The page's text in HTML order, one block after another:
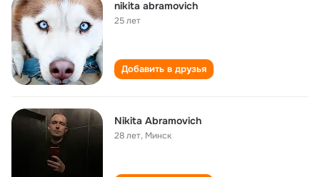
nikita abramovich
25 лет
Добавить в друзья
Nikita Abramovich
28 лет, Минск